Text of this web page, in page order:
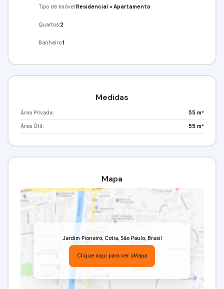
CRECI: 34.726-J
Tipo de Imóvel:Residencial »Apartamento
Quartos:2
Banheiro:1
Medidas
Área Privada: 55 m²
Área Útil: 55 m²
Mapa
Jardim Pioneiro, Cotia, São Paulo, Brasil
Clique aqui para ver oMapa